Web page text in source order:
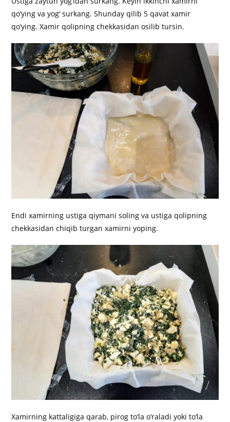
qo‘ying va yog‘ surkang. Shunday qilib 5 qavat xamir
qo‘ying. Xamir qolipning chekkasidan osilib tursin.
Endi xamirning ustiga qiymani soling va ustiga qolipning
chekkasidan chiqib turgan xamirni yoping.
Xamirning kattaligiga qarab, pirog to‘la o‘raladi yoki to‘la